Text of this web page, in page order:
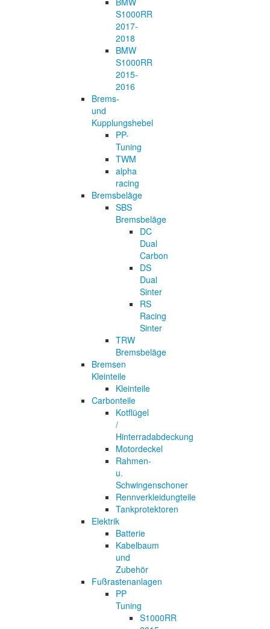
S1000RR
2017-
2018
BMW
S1000RR
2015-
2016
Brems-
und
Kupplungshebel
PP-
Tuning
TWM
alpha
racing
Bremsbeläge
SBS
Bremsbeläge
DC
Dual
Carbon
DS
Dual
Sinter
RS
Racing
Sinter
TRW
Bremsbeläge
Bremsen
Kleinteile
Kleinteile
Carbonteile
Kotflügel
/
Hinterradabdeckung
Motordeckel
Rahmen-
u.
Schwingenschoner
Rennverkleidungteile
Tankprotektoren
Elektrik
Batterie
Kabelbaum
und
Zubehör
Fußrastenanlagen
PP
Tuning
S1000RR